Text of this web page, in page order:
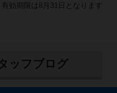
効期限は8月31日となります
ッフブログ